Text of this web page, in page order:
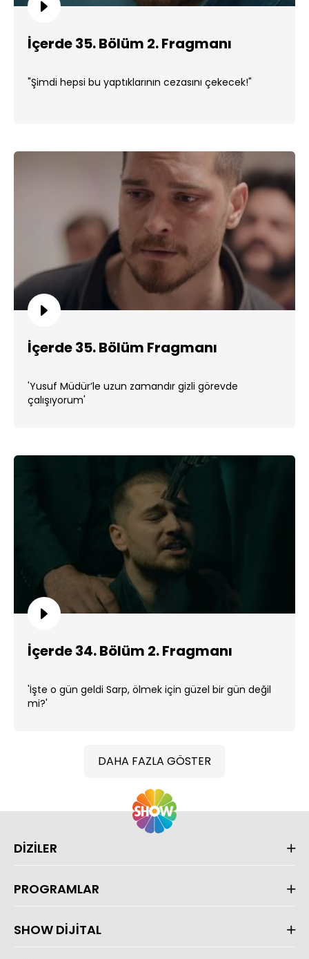
İçerde 35. Bölüm 2. Fragmanı
"Şimdi hepsi bu yaptıklarının cezasını çekecek!"
İçerde 35. Bölüm Fragmanı
'Yusuf Müdür’le uzun zamandır gizli görevde
çalışıyorum'
İçerde 34. Bölüm 2. Fragmanı
'İşte o gün geldi Sarp, ölmek için güzel bir gün değil
mi?'
DAHA FAZLA GÖSTER
DİZİLER
PROGRAMLAR
SHOW DİJİTAL